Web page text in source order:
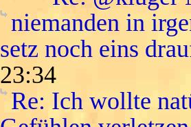
niemanden in
setz noch eins
23:34
Re: Ich wollte